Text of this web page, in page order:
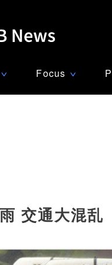
∨ Focus ∨
交通大混乱